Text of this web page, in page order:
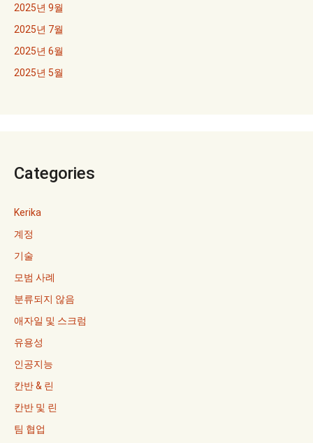
2025년 9월
2025년 7월
2025년 6월
2025년 5월
Categories
Kerika
계정
기술
모범 사례
분류되지 않음
애자일 및 스크럼
유용성
인공지능
칸반 & 린
칸반 및 린
팀 협업